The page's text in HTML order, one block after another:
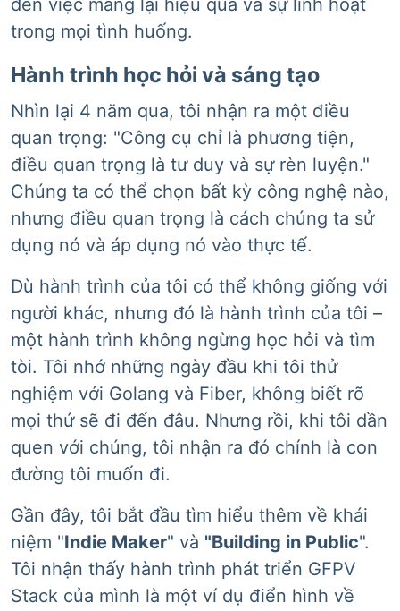
đến việc mang lại hiệu quả và sự linh hoạt
trong mọi tình huống.
Hành trình học hỏi và sáng tạo
Nhìn lại 4 năm qua, tôi nhận ra một điều
quan trọng: "Công cụ chỉ là phương tiện,
điều quan trọng là tư duy và sự rèn luyện."
Chúng ta có thể chọn bất kỳ công nghệ nào,
nhưng điều quan trọng là cách chúng ta sử
dụng nó và áp dụng nó vào thực tế.
Dù hành trình của tôi có thể không giống với
người khác, nhưng đó là hành trình của tôi –
một hành trình không ngừng học hỏi và tìm
tòi. Tôi nhớ những ngày đầu khi tôi thử
nghiệm với Golang và Fiber, không biết rõ
mọi thứ sẽ đi đến đâu. Nhưng rồi, khi tôi dần
quen với chúng, tôi nhận ra đó chính là con
đường tôi muốn đi.
Gần đây, tôi bắt đầu tìm hiểu thêm về khái
niệm "Indie Maker" và "Building in Public".
Tôi nhận thấy hành trình phát triển GFPV
Stack của mình là một ví dụ điển hình về